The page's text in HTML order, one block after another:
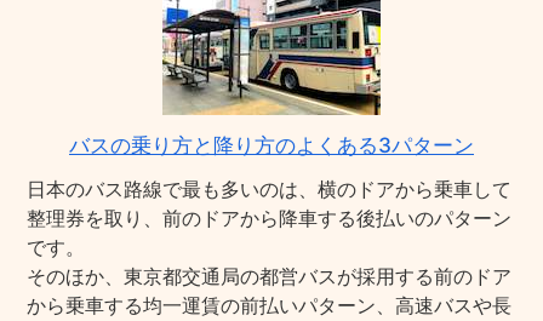
バスの乗り方と降り方のよくある3パターン
日本のバス路線で最も多いのは、横のドアから乗車して
整理券を取り、前のドアから降車する後払いのパターン
です。
そのほか、東京都交通局の都営バスが採用する前のドア
から乗車する均一運賃の前払いパターン、高速バスや長